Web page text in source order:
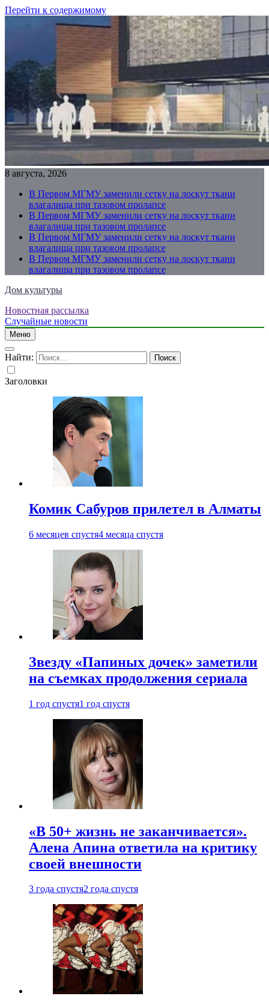
Перейти к содержимому
8 августа, 2026
В Первом МГМУ заменили сетку на лоскут ткани
влагалища при тазовом пролапсе
В Первом МГМУ заменили сетку на лоскут ткани
влагалища при тазовом пролапсе
В Первом МГМУ заменили сетку на лоскут ткани
влагалища при тазовом пролапсе
В Первом МГМУ заменили сетку на лоскут ткани
влагалища при тазовом пролапсе
Дом культуры
Just another WordPress site
Новостная рассылка
Случайные новости
Меню
Найти:
Заголовки
Комик Сабуров прилетел в Алматы
6 месяцев спустя4 месяца спустя
Звезду «Папиных дочек» заметили
на съемках продолжения сериала
1 год спустя1 год спустя
«В 50+ жизнь не заканчивается».
Алена Апина ответила на критику
своей внешности
3 года спустя2 года спустя